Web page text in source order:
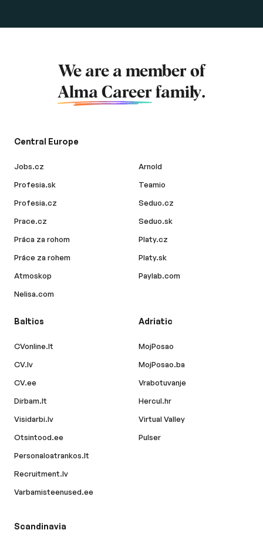
We are a member of
Alma Career family.
Central Europe
Jobs.cz
Profesia.sk
Profesia.cz
Prace.cz
Práca za rohom
Práce za rohem
Atmoskop
Nelisa.com
Arnold
Teamio
Seduo.cz
Seduo.sk
Platy.cz
Platy.sk
Paylab.com
Baltics
CVonline.lt
CV.lv
CV.ee
Dirbam.lt
Visidarbi.lv
Otsintood.ee
Personaloatrankos.lt
Recruitment.lv
Varbamisteenused.ee
Adriatic
MojPosao
MojPosao.ba
Vrabotuvanje
Hercul.hr
Virtual Valley
Pulser
Scandinavia